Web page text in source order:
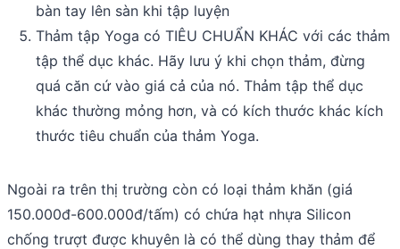
bàn tay lên sàn khi tập luyện
Thảm tập Yoga có TIÊU CHUẨN KHÁC với các thảm
tập thể dục khác. Hãy lưu ý khi chọn thảm, đừng
quá căn cứ vào giá cả của nó. Thảm tập thể dục
khác thường mỏng hơn, và có kích thước khác kích
thước tiêu chuẩn của thảm Yoga.
Ngoài ra trên thị trường còn có loại thảm khăn (giá
150.000đ-600.000đ/tấm) có chứa hạt nhựa Silicon
chống trượt được khuyên là có thể dùng thay thảm để